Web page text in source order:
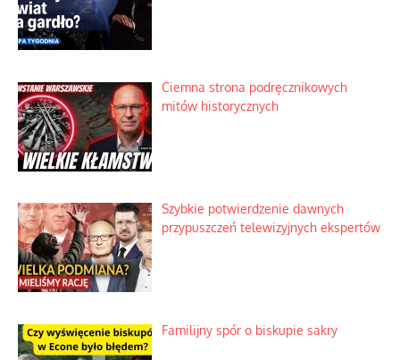
Ciemna strona podręcznikowych
mitów historycznych
Szybkie potwierdzenie dawnych
przypuszczeń telewizyjnych ekspertów
Familijny spór o biskupie sakry